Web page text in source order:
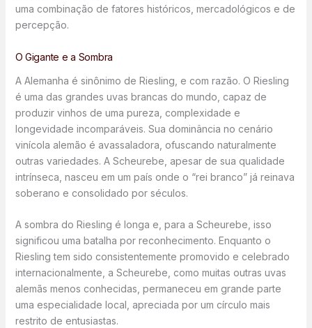
uma combinação de fatores históricos, mercadológicos e de
percepção.
O Gigante e a Sombra
A Alemanha é sinônimo de Riesling, e com razão. O Riesling
é uma das grandes uvas brancas do mundo, capaz de
produzir vinhos de uma pureza, complexidade e
longevidade incomparáveis. Sua dominância no cenário
vinícola alemão é avassaladora, ofuscando naturalmente
outras variedades. A Scheurebe, apesar de sua qualidade
intrínseca, nasceu em um país onde o “rei branco” já reinava
soberano e consolidado por séculos.
A sombra do Riesling é longa e, para a Scheurebe, isso
significou uma batalha por reconhecimento. Enquanto o
Riesling tem sido consistentemente promovido e celebrado
internacionalmente, a Scheurebe, como muitas outras uvas
alemãs menos conhecidas, permaneceu em grande parte
uma especialidade local, apreciada por um círculo mais
restrito de entusiastas.